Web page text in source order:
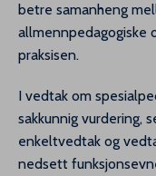
betre samanheng
allmennpedagogiske
praksisen.
I vedtak om
sakkunnig vurdering,
enkeltvedtak og
nedsett